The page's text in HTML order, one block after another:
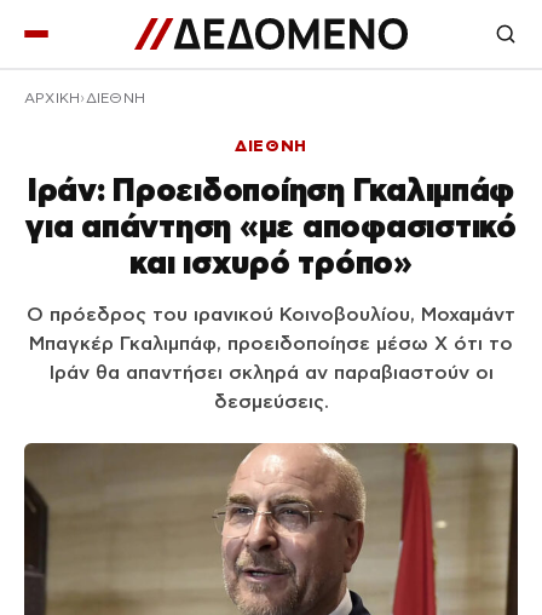
ΑΡΧΙΚΉ ΔΙΕΘΝΗ
ΔΙΕΘΝΗ
Ιράν: Προειδοποίηση Γκαλιμπάφ
για απάντηση «με αποφασιστικό
και ισχυρό τρόπο»
Ο πρόεδρος του ιρανικού Κοινοβουλίου, Μοχαμάντ
Μπαγκέρ Γκαλιμπάφ, προειδοποίησε μέσω X ότι το
Ιράν θα απαντήσει σκληρά αν παραβιαστούν οι
δεσμεύσεις.